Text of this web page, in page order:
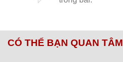
CÓ THỂ BẠN QUAN TÂM